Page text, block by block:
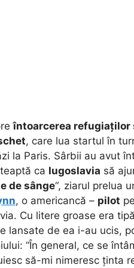
întoarcerea refugiaților
, care lua startul în
la Paris. Sârbii au avut
ca Iugoslavia să
de sânge“, ziarul prelua
, o americancă – pilot
Cu litere groase era
lansate de ea i-au ucis,
“În general, ce se
să-mi nimeresc ținta